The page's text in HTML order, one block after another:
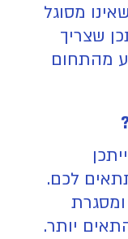
מסוגל
שצריך
מהתחום
לכם.
יותר.